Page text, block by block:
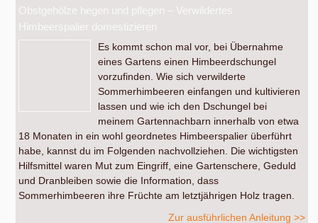
Obstgehölze hegen und pflegen – Verwildertes
Himbeerspalier domestizieren
Es kommt schon mal vor, bei Übernahme
eines Gartens einen Himbeerdschungel
vorzufinden. Wie sich verwilderte
Sommerhimbeeren einfangen und kultivieren
lassen und wie ich den Dschungel bei
meinem Gartennachbarn innerhalb von etwa
18 Monaten in ein wohl geordnetes Himbeerspalier überführt
habe, kannst du im Folgenden nachvollziehen. Die wichtigsten
Hilfsmittel waren Mut zum Eingriff, eine Gartenschere, Geduld
und Dranbleiben sowie die Information, dass
Sommerhimbeeren ihre Früchte am letztjährigen Holz tragen.
Zur ausführlichen Anleitung >>